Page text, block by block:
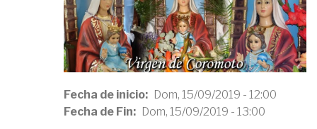
Fecha de inicio
Dom, 15/09/2019 - 12:00
Fecha de Fin
Dom, 15/09/2019 - 13:00